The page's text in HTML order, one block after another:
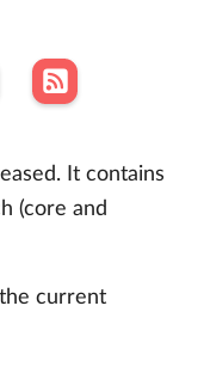
It contains
(core and
current